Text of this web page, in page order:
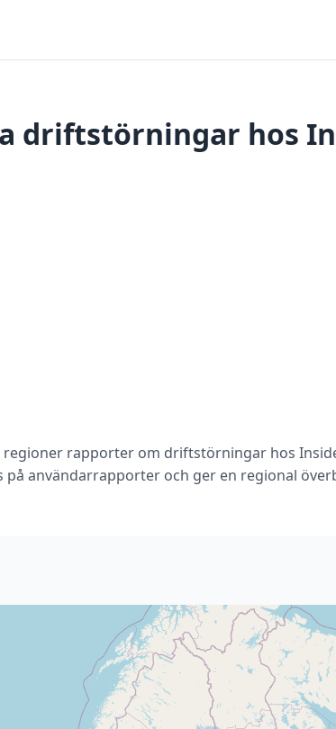
driftstörningar hos
regioner rapporter om driftstörningar hos
på användarrapporter och ger en regional